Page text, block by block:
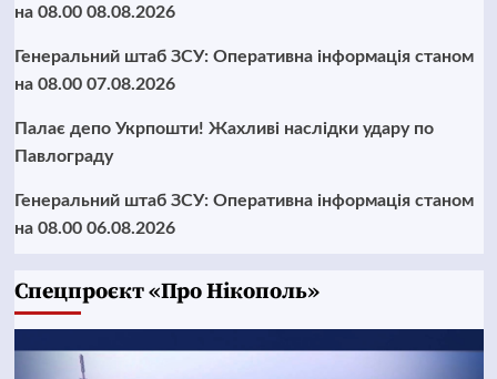
на 08.00 08.08.2026
Генеральний штаб ЗСУ: Оперативна інформація станом
на 08.00 07.08.2026
Палає депо Укрпошти! Жахливі наслідки удару по
Павлограду
Генеральний штаб ЗСУ: Оперативна інформація станом
на 08.00 06.08.2026
Cпецпроєкт «Про Нікополь»